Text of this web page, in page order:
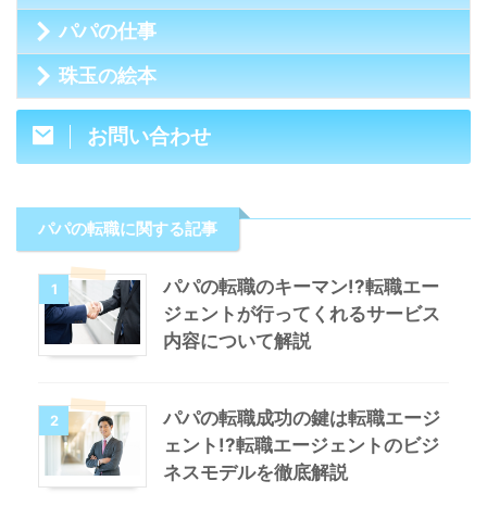
パパの仕事
珠玉の絵本
お問い合わせ
パパの転職に関する記事
1
パパの転職のキーマン!?転職エー
ジェントが行ってくれるサービス
内容について解説
2
パパの転職成功の鍵は転職エージ
ェント!?転職エージェントのビジ
ネスモデルを徹底解説